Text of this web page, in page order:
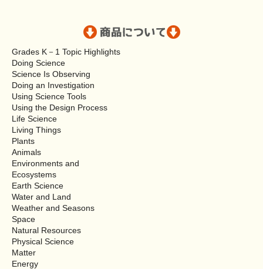
Grades K－1 Topic Highlights
Doing Science
Science Is Observing
Doing an Investigation
Using Science Tools
Using the Design Process
Life Science
Living Things
Plants
Animals
Environments and
Ecosystems
Earth Science
Water and Land
Weather and Seasons
Space
Natural Resources
Physical Science
Matter
Energy